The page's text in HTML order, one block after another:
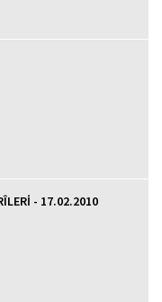
- 17.02.2010